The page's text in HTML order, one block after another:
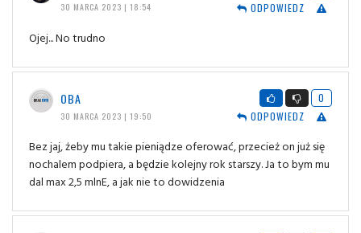
30 MARCA 2023 | 18:54
ODPOWIEDZ
Ojej... No trudno
OBA
30 MARCA 2023 | 19:50
0
ODPOWIEDZ
Bez jaj, żeby mu takie pieniądze oferować, przecież on już się
nochalem podpiera, a będzie kolejny rok starszy. Ja to bym mu
dal max 2,5 mlnE, a jak nie to dowidzenia